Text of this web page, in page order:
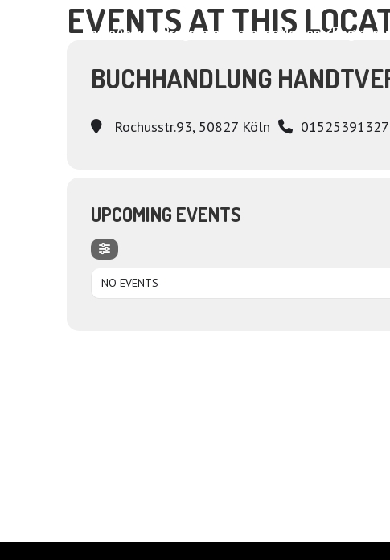
HomeAbout Programme TermineMedien Dagmar
EVENTS AT THIS
BUCHHANDLUNG
Rochusstr.93, 50827 Köln
UPCOMING EVENTS
NO EVENTS